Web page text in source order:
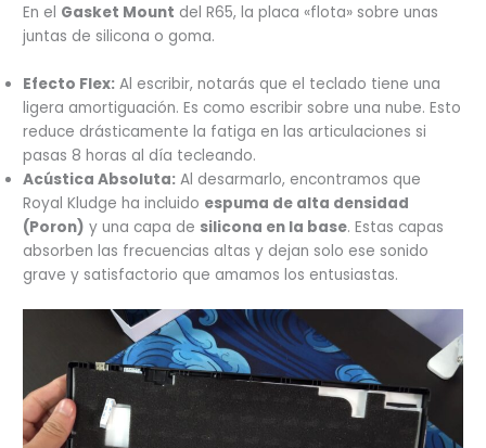
En el Gasket Mount del R65, la placa «flota» sobre unas
juntas de silicona o goma.
Efecto Flex: Al escribir, notarás que el teclado tiene una
ligera amortiguación. Es como escribir sobre una nube. Esto
reduce drásticamente la fatiga en las articulaciones si
pasas 8 horas al día tecleando.
Acústica Absoluta: Al desarmarlo, encontramos que
Royal Kludge ha incluido espuma de alta densidad
(Poron) y una capa de silicona en la base. Estas capas
absorben las frecuencias altas y dejan solo ese sonido
grave y satisfactorio que amamos los entusiastas.